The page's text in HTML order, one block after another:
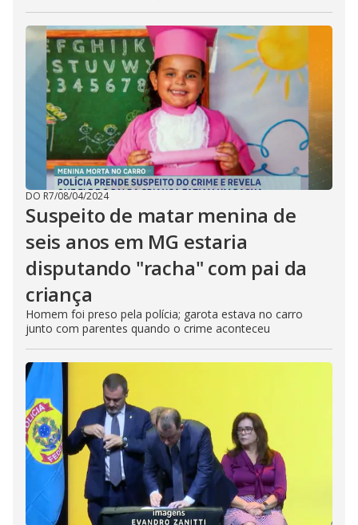
DO R7/08/04/2024
Suspeito de matar menina de
seis anos em MG estaria
disputando "racha" com pai da
criança
Homem foi preso pela polícia; garota estava no carro
junto com parentes quando o crime aconteceu